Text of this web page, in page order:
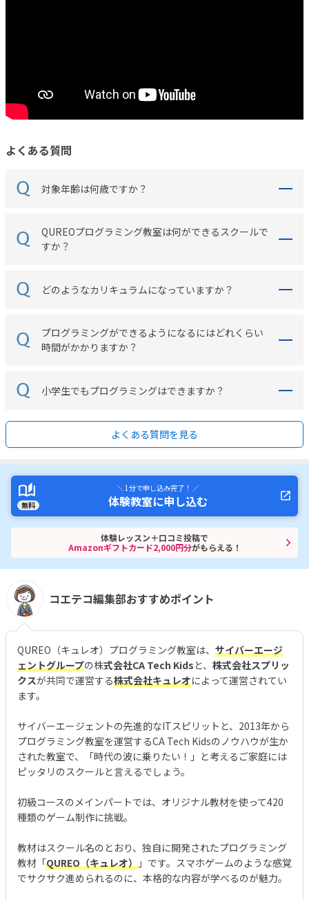
よくある質問
対象年齢は何歳ですか？
QUREOプログラミング教室は何ができるスクールで
すか？
どのようなカリキュラムになっていますか？
プログラミングができるようになるにはどれくらい
時間がかかりますか？
小学生でもプログラミングはできますか？
よくある質問を見る
無料
＼ 1分で申し込み完了！ ／
体験教室に申し込む
体験レッスン＋口コミ投稿で
Amazonギフトカード2,000円分がもらえる！
コエテコ編集部おすすめポイント
QUREO（キュレオ）プログラミング教室は、 サイバーエージ
ェントグループの株式会社CA Tech Kids と、 株式会社スプリッ
クスが共同で運営する株式会社キュレオによって運営されてい
ます。
サイバーエージェントの先進的なITスピリットと、2013年から
プログラミング教室を運営するCA Tech Kidsのノウハウが生か
された教室で、「時代の波に乗りたい！」と考えるご家庭には
ピッタリのスクールと言えるでしょう。
初級コースのメインパートでは、オリジナル教材を使って420
種類のゲーム制作に挑戦。
教材はスクール名のとおり、独自に開発されたプログラミング
教材「QUREO（キュレオ）
」です。スマホゲームのような感覚
でサクサク進められるのに、本格的な内容が学べるのが魅力。